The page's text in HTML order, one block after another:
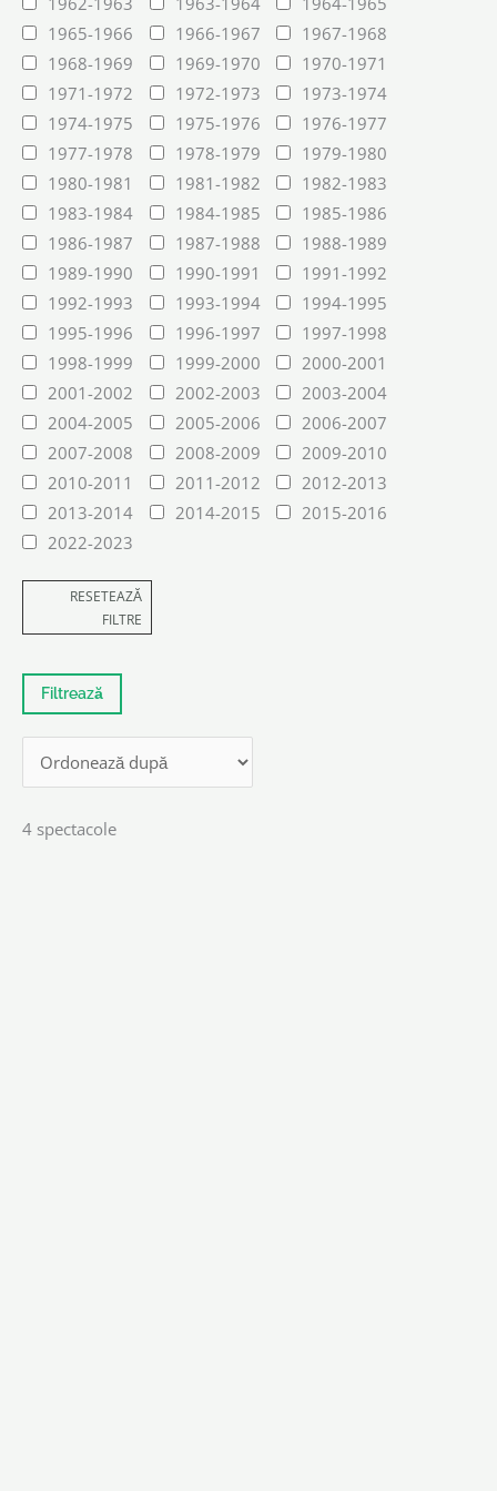
1965-1966
1966-1967
1967-1968
1968-1969
1969-1970
1970-1971
1971-1972
1972-1973
1973-1974
1974-1975
1975-1976
1976-1977
1977-1978
1978-1979
1979-1980
1980-1981
1981-1982
1982-1983
1983-1984
1984-1985
1985-1986
1986-1987
1987-1988
1988-1989
1989-1990
1990-1991
1991-1992
1992-1993
1993-1994
1994-1995
1995-1996
1996-1997
1997-1998
1998-1999
1999-2000
2000-2001
2001-2002
2002-2003
2003-2004
2004-2005
2005-2006
2006-2007
2007-2008
2008-2009
2009-2010
2010-2011
2011-2012
2012-2013
2013-2014
2014-2015
2015-2016
2022-2023
RESETEAZĂ
FILTRE
4 spectacole